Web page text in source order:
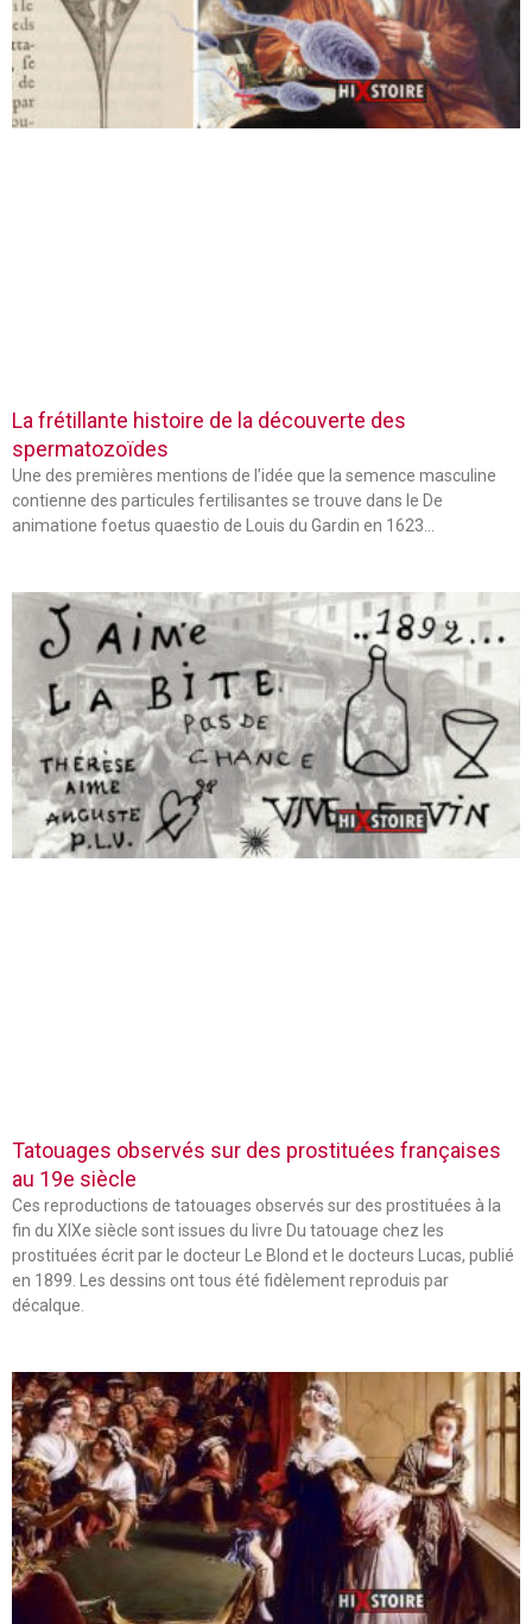
La frétillante histoire de la découverte des
spermatozoïdes
Une des premières mentions de l’idée que la semence masculine
contienne des particules fertilisantes se trouve dans le De
animatione foetus quaestio de Louis du Gardin en 1623…
Tatouages observés sur des prostituées françaises
au 19e siècle
Ces reproductions de tatouages observés sur des prostituées à la
fin du XIXe siècle sont issues du livre Du tatouage chez les
prostituées écrit par le docteur Le Blond et le docteurs Lucas, publié
en 1899. Les dessins ont tous été fidèlement reproduis par
décalque.